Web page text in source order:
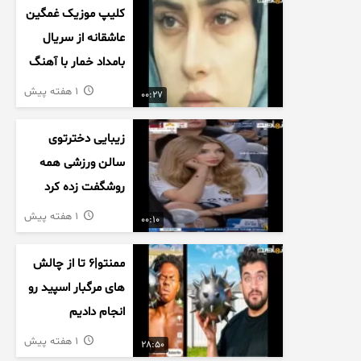
00:27
کلیپ موزیک غمگین
عاشقانه از سریال
بامداد خمار با آهنگ
احسان خواجه امیری
00:10
زیبایی دخترتوی
سالن ورزشی همه
روشگفت زده کرد
28:50
ممنتو|۶ تا از چالش
های مرگبار اسپید رو
انجام دادیم